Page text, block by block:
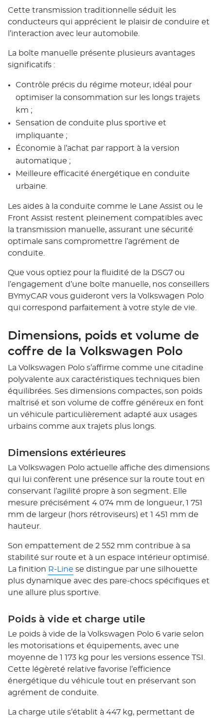
Cette transmission traditionnelle séduit les
conducteurs qui apprécient le plaisir de conduire et
l’interaction avec leur automobile.
La boîte manuelle présente plusieurs avantages
significatifs :
Contrôle précis du régime moteur, idéal pour
optimiser la consommation sur les longs trajets
km ;
Sensation de conduite plus sportive et
impliquante ;
Économie à l’achat par rapport à la version
automatique ;
Meilleure efficacité énergétique en conduite
urbaine.
Les aides à la conduite comme le Lane Assist ou le
Front Assist restent pleinement compatibles avec
la transmission manuelle, assurant une sécurité
optimale sans compromettre l’agrément de
conduite.
Que vous optiez pour la fluidité de la DSG7 ou
l’engagement d’une boîte manuelle, nos conseillers
BYmyCAR vous guideront vers la Volkswagen Polo
qui correspond parfaitement à votre style de vie.
Dimensions, poids et volume de
coffre de la Volkswagen Polo
La Volkswagen Polo s’affirme comme une citadine
polyvalente aux caractéristiques techniques bien
équilibrées. Ses dimensions compactes, son poids
maîtrisé et son volume de coffre généreux en font
un véhicule particulièrement adapté aux usages
urbains comme aux trajets plus longs.
Dimensions extérieures
La Volkswagen Polo actuelle affiche des dimensions
qui lui confèrent une présence sur la route tout en
conservant l’agilité propre à son segment. Elle
mesure précisément 4 074 mm de longueur, 1 751
mm de largeur (hors rétroviseurs) et 1 451 mm de
hauteur.
Son empattement de 2 552 mm contribue à sa
stabilité sur route et à un espace intérieur optimisé.
La finition R-Line se distingue par une silhouette
plus dynamique avec des pare-chocs spécifiques et
une allure plus sportive.
Poids à vide et charge utile
Le poids à vide de la Volkswagen Polo 6 varie selon
les motorisations et équipements, avec une
moyenne de 1 173 kg pour les versions essence TSI.
Cette légèreté relative favorise l’efficience
énergétique du véhicule tout en préservant son
agrément de conduite.
La charge utile s’établit à 447 kg, permettant de